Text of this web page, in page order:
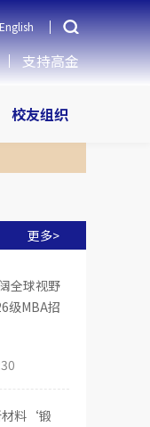
English
支持高金
校友组织
更多>
全球视野
级MBA招
材料‘锻